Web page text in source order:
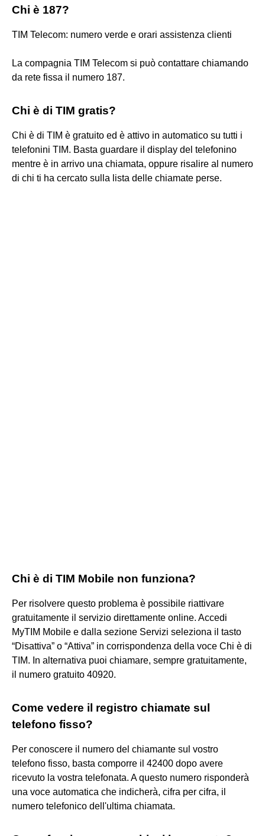
Chi è 187?
TIM Telecom: numero verde e orari assistenza clienti
La compagnia TIM Telecom si può contattare chiamando
da rete fissa il numero 187.
Chi è di TIM gratis?
Chi è di TIM è gratuito ed è attivo in automatico su tutti i
telefonini TIM. Basta guardare il display del telefonino
mentre è in arrivo una chiamata, oppure risalire al numero
di chi ti ha cercato sulla lista delle chiamate perse.
Chi è di TIM Mobile non funziona?
Per risolvere questo problema è possibile riattivare
gratuitamente il servizio direttamente online. Accedi
MyTIM Mobile e dalla sezione Servizi seleziona il tasto
“Disattiva” o “Attiva” in corrispondenza della voce Chi è di
TIM. In alternativa puoi chiamare, sempre gratuitamente,
il numero gratuito 40920.
Come vedere il registro chiamate sul
telefono fisso?
Per conoscere il numero del chiamante sul vostro
telefono fisso, basta comporre il 42400 dopo avere
ricevuto la vostra telefonata. A questo numero risponderà
una voce automatica che indicherà, cifra per cifra, il
numero telefonico dell'ultima chiamata.